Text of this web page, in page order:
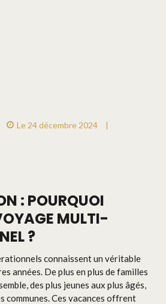
Le 24 décembre 2024 |
: POURQUOI
MULTI-
?
connaissent un véritable
années. De plus en plus de familles
des plus jeunes aux plus âgés,
communes. Ces vacances offrent